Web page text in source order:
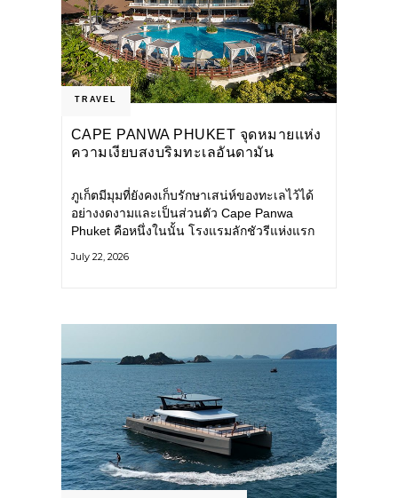
TRAVEL
CAPE PANWA PHUKET จุดหมายแห่ง
ความเงียบสงบริมทะเลอันดามัน
ภูเก็ตมีมุมที่ยังคงเก็บรักษาเสน่ห์ของทะเลไว้ได้
อย่างงดงามและเป็นส่วนตัว Cape Panwa
Phuket คือหนึ่งในนั้น โรงแรมลักชัวรีแห่งแรก
แหลมพันวา ทางตะวันออกเฉียงใต้ของเกาะ
July 22, 2026